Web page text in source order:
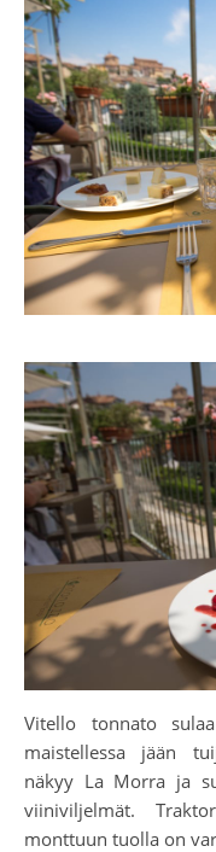
Vitello tonnato
maistellessa jään
näkyy La Morra ja
viiniviljelmät.
monttuun tuolla on